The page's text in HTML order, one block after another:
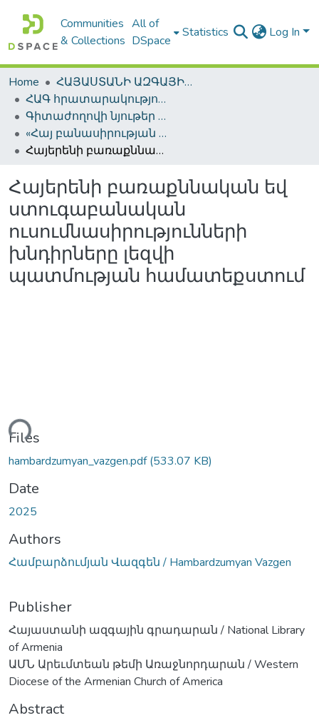
Communities
& Collections
All of
DSpace
Statistics Log In
Home
ՀԱՅԱՍՏԱՆԻ ԱԶԳԱՅԻՆ ԳՐԱԴԱՐԱՆԻ ԹՎԱՅԻՆ ՊԱՀՈՑ / DIGITAL REPOSITORY OF NLA
ՀԱԳ հրատարակություններ / NLA Publications
Գիտաժողովի նյութեր / Conference Proceedings
«Հայ բանասիրության հեռանկարները» միջազգային գիտաժողով
Հայերենի բառաքննական եվ ստուգաբանական ուսումնասիրությունների խնդիրները լեզվի պատմության համատեքստում
Հայերենի բառաքննական եվ
ստուգաբանական
ուսումնասիրությունների
խնդիրները լեզվի
պատմության համատեքստում
Files
hambardzumyan_vazgen.pdf(533.07 KB)
Date
2025
Authors
Համբարձումյան Վազգեն / Hambardzumyan Vazgen
Publisher
Հայաստանի ազգային գրադարան / National Library
of Armenia
ԱՄՆ Արեւմտեան թեմի Առաջնորդարան / Western
Diocese of the Armenian Church of America
Abstract